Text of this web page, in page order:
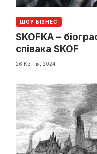
ШОУ БІЗНЕС
SKOFKA –
співака SKOF
26 Квітня, 2024